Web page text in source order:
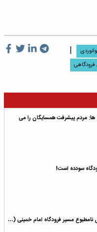
|
ها: مردم پیشرفت همسایگان را می
مسیر فرودگاه امام خمینی (…